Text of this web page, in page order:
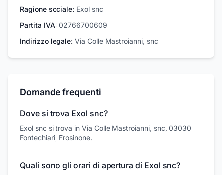
Ragione sociale: Exol snc
Partita IVA: 02766700609
Indirizzo legale: Via Colle Mastroianni, snc
Domande frequenti
Dove si trova Exol snc?
Exol snc si trova in Via Colle Mastroianni, snc, 03030
Fontechiari, Frosinone.
Quali sono gli orari di apertura di Exol snc?